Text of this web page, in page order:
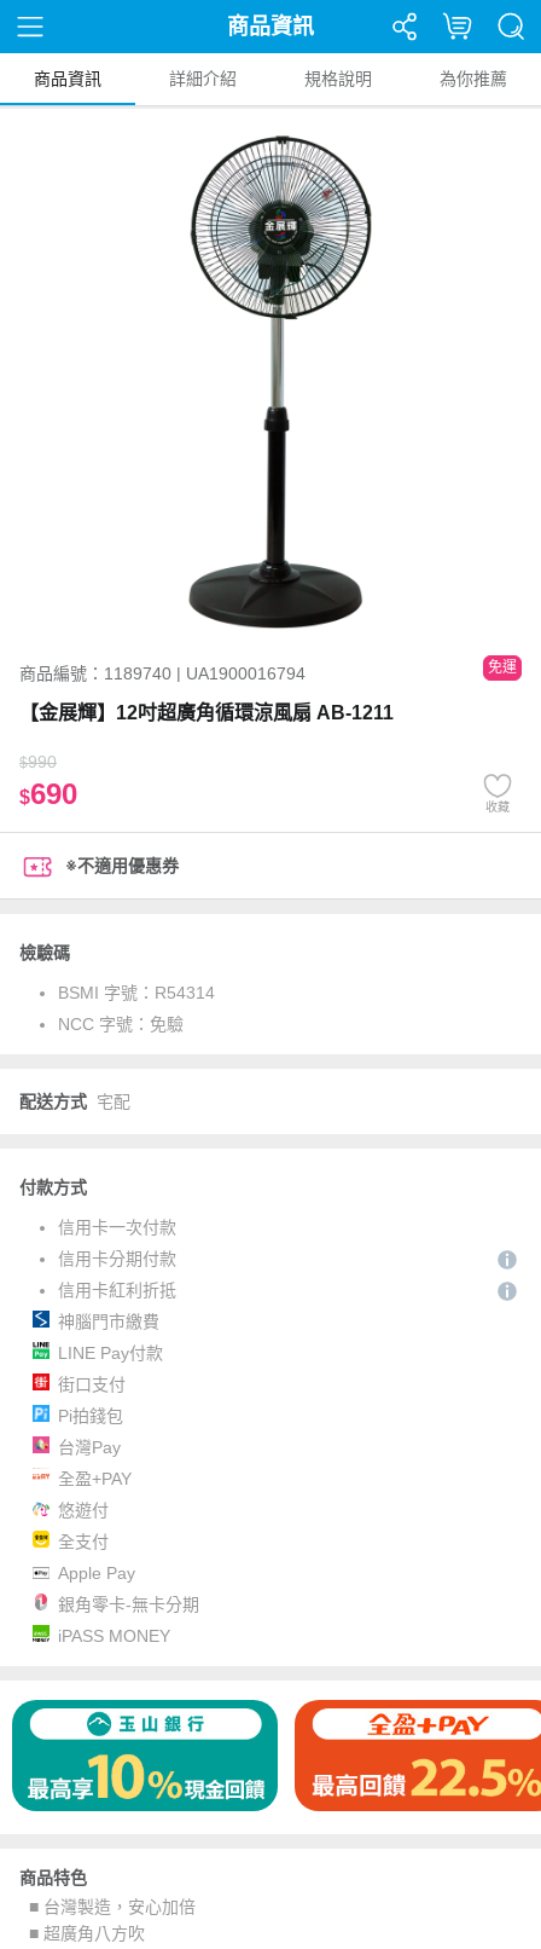
商品資訊
商品資訊 詳細介紹 規格說明 為你推薦
商品編號：1189740 | UA1900016794 免運
【金展輝】12吋超廣角循環涼風扇 AB-1211
$990
$690 收藏
※不適用優惠券
檢驗碼
BSMI 字號： R54314
NCC 字號： 免驗
配送方式 宅配
付款方式
信用卡一次付款
信用卡分期付款
信用卡紅利折抵
神腦門市繳費
LINE Pay付款
街口支付
Pi拍錢包
台灣Pay
全盈+PAY
悠遊付
全支付
Apple Pay
銀角零卡-無卡分期
iPASS MONEY
商品特色
■ 台灣製造，安心加倍
■ 超廣角八方吹